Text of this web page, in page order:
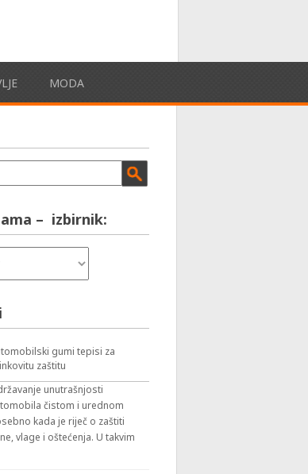
MODA
– izbirnik:
gumi tepisi za
zaštitu
unutrašnjosti
čistom i urednom
kada je riječ o zaštiti
vlage i oštećenja. U takvim